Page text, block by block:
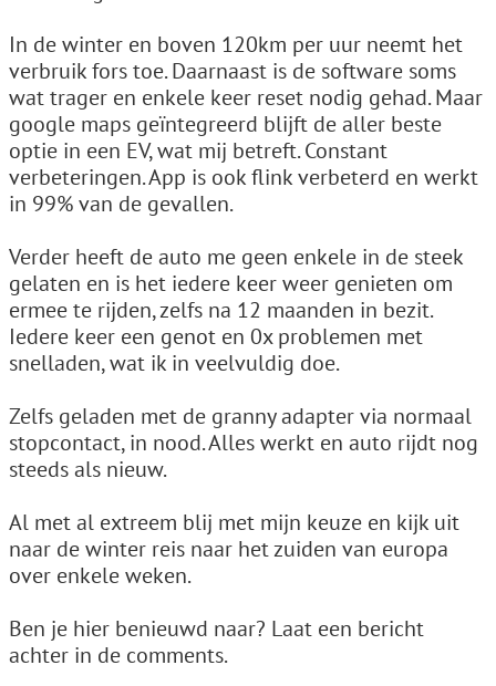
In de winter en boven 120km per uur neemt het
verbruik fors toe. Daarnaast is de software soms
wat trager en enkele keer reset nodig gehad. Maar
google maps geïntegreerd blijft de aller beste
optie in een EV, wat mij betreft. Constant
verbeteringen. App is ook flink verbeterd en werkt
in 99% van de gevallen.
Verder heeft de auto me geen enkele in de steek
gelaten en is het iedere keer weer genieten om
ermee te rijden, zelfs na 12 maanden in bezit.
Iedere keer een genot en 0x problemen met
snelladen, wat ik in veelvuldig doe.
Zelfs geladen met de granny adapter via normaal
stopcontact, in nood. Alles werkt en auto rijdt nog
steeds als nieuw.
Al met al extreem blij met mijn keuze en kijk uit
naar de winter reis naar het zuiden van europa
over enkele weken.
Ben je hier benieuwd naar? Laat een bericht
achter in de comments.